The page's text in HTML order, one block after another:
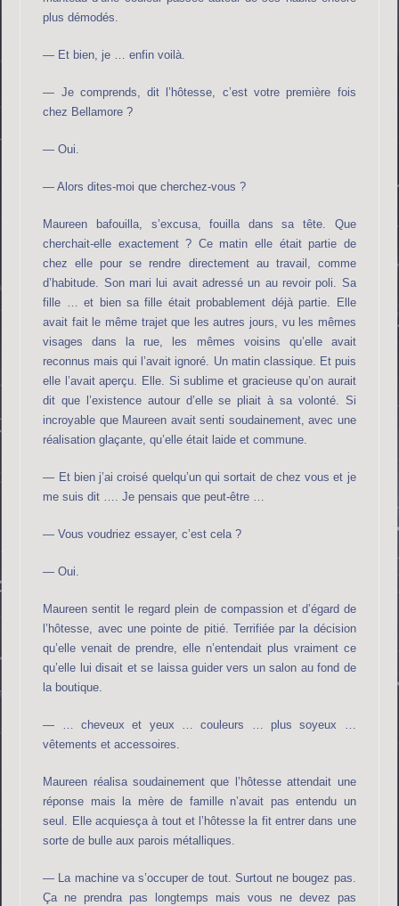
plus démodés.
— Et bien, je … enfin voilà.
— Je comprends, dit l’hôtesse, c’est votre première fois
chez Bellamore ?
— Oui.
— Alors dites-moi que cherchez-vous ?
Maureen bafouilla, s’excusa, fouilla dans sa tête. Que
cherchait-elle exactement ? Ce matin elle était partie de
chez elle pour se rendre directement au travail, comme
d’habitude. Son mari lui avait adressé un au revoir poli. Sa
fille … et bien sa fille était probablement déjà partie. Elle
avait fait le même trajet que les autres jours, vu les mêmes
visages dans la rue, les mêmes voisins qu’elle avait
reconnus mais qui l’avait ignoré. Un matin classique. Et puis
elle l’avait aperçu. Elle. Si sublime et gracieuse qu’on aurait
dit que l’existence autour d’elle se pliait à sa volonté. Si
incroyable que Maureen avait senti soudainement, avec une
réalisation glaçante, qu’elle était laide et commune.
— Et bien j’ai croisé quelqu’un qui sortait de chez vous et je
me suis dit …. Je pensais que peut-être …
— Vous voudriez essayer, c’est cela ?
— Oui.
Maureen sentit le regard plein de compassion et d’égard de
l’hôtesse, avec une pointe de pitié. Terrifiée par la décision
qu’elle venait de prendre, elle n’entendait plus vraiment ce
qu’elle lui disait et se laissa guider vers un salon au fond de
la boutique.
— … cheveux et yeux … couleurs … plus soyeux …
vêtements et accessoires.
Maureen réalisa soudainement que l’hôtesse attendait une
réponse mais la mère de famille n’avait pas entendu un
seul. Elle acquiesça à tout et l’hôtesse la fit entrer dans une
sorte de bulle aux parois métalliques.
— La machine va s’occuper de tout. Surtout ne bougez pas.
Ça ne prendra pas longtemps mais vous ne devez pas